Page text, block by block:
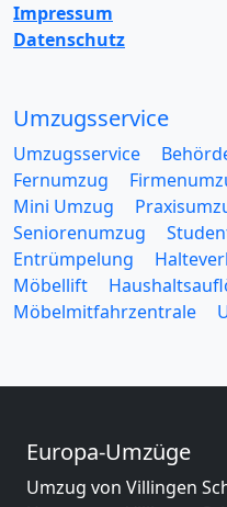
Impressum
Datenschutz
Umzugsservice
Umzugsservice
Fernumzug
Mini Umzug
Seniorenumzug
Entrümpelung
Möbellift
Möbelmitfahrzentrale
Europa-Umzüge
Umzug von Villingen